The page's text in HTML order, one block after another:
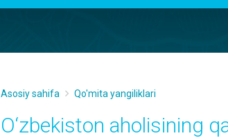
Asosiy sahifa Qo'mita yangiliklari
O‘zbekiston aholisining